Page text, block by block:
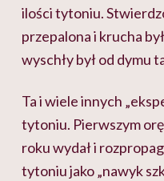
ilości tytoniu.
przepalona i krucha
wyschły był od dymu
Ta i wiele innych
tytoniu. Pierwszym
roku wydał i
tytoniu jako „nawyk